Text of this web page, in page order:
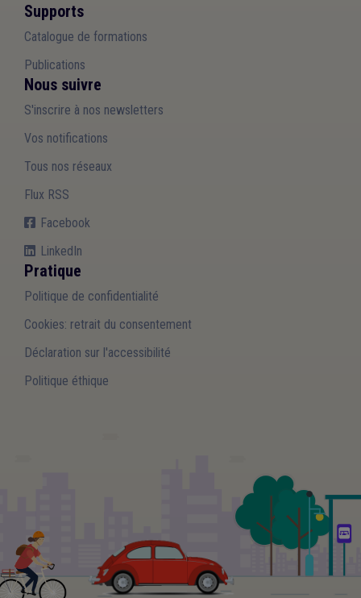
Supports
Catalogue de formations
Publications
Nous suivre
S'inscrire à nos newsletters
Vos notifications
Tous nos réseaux
Flux RSS
Facebook
LinkedIn
Pratique
Politique de confidentialité
Cookies: retrait du consentement
Déclaration sur l'accessibilité
Politique éthique